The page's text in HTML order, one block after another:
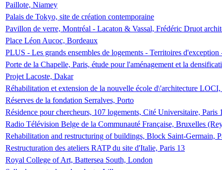
Paillote, Niamey
Palais de Tokyo, site de création contemporaine
Pavillon de verre, Montréal - Lacaton & Vassal, Frédéric Druot
Place Léon Aucoc, Bordeaux
PLUS - Les grands ensembles de logements - Territoires
Porte de la Chapelle, Paris, étude pour l'aménagement et la
Projet Lacoste, Dakar
Réhabilitation et extension de la nouvelle école d\'architecture
Réserves de la fondation Serralves, Porto
Résidence pour chercheurs, 107 logements, Cité Universitaire, Paris
Radio Télévision Belge de la Communauté Française, Bruxelles
Rehabilitation and restructuring of buildings, Block Saint-Germain,
Restructuration des ateliers RATP du site d'Italie, Paris 13
Royal College of Art, Battersea South, London